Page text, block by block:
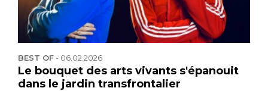
BEST OF- 06.02.2026
Le bouquet des arts vivants s'épanouit
dans le jardin transfrontalier